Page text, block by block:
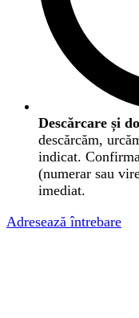
Descărcare și
descărcăm,
indicat.
(numerar sau
imediat.
Adresează întrebare